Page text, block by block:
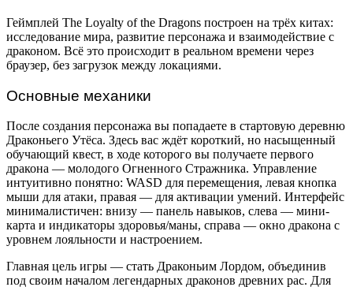
Геймплей The Loyalty of the Dragons построен на трёх китах:
исследование мира, развитие персонажа и взаимодействие с
драконом. Всё это происходит в реальном времени через
браузер, без загрузок между локациями.
Основные механики
После создания персонажа вы попадаете в стартовую деревню
Драконьего Утёса. Здесь вас ждёт короткий, но насыщенный
обучающий квест, в ходе которого вы получаете первого
дракона — молодого Огненного Стражника. Управление
интуитивно понятно: WASD для перемещения, левая кнопка
мыши для атаки, правая — для активации умений. Интерфейс
минималистичен: внизу — панель навыков, слева — мини-
карта и индикаторы здоровья/маны, справа — окно дракона с
уровнем лояльности и настроением.
Главная цель игры — стать Драконьим Лордом, объединив
под своим началом легендарных драконов древних рас. Для